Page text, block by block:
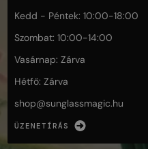
Kedd - Péntek: 10:00-18:00
Szombat: 10:00-14:00
Vasárnap: Zárva
Hétfő: Zárva
shop@sunglassmagic.hu
ÜZENETÍRÁS